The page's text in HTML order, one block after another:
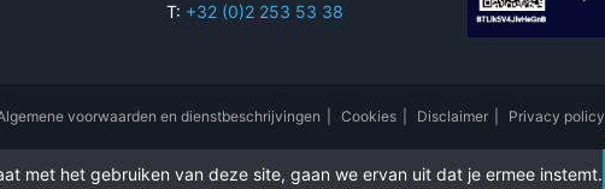
T: +32 (0)2 253 53 38
voorwaarden en dienstbeschrijvingen Cookies Disclaimer Privacy policy
met het gebruiken van deze site, gaan we ervan uit dat je ermee instemt.